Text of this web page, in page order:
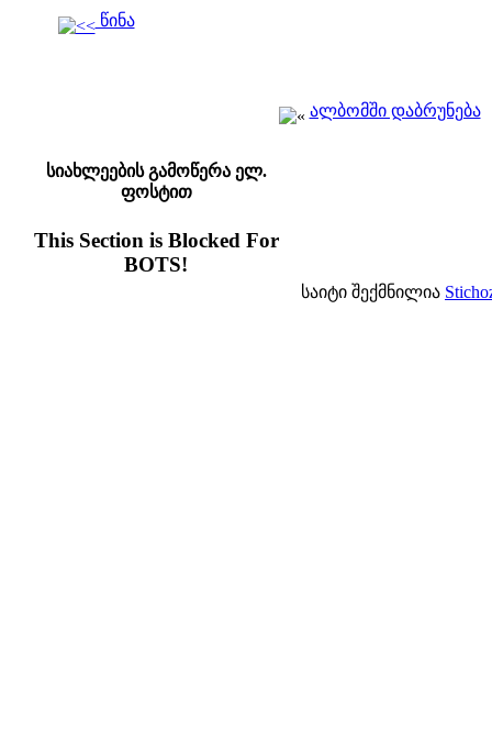
წინა
ალბომში დაბრუნება
სიახლეების გამოწერა ელ.
ფოსტით
This Section is Blocked For
BOTS!
საიტი შექმნილია